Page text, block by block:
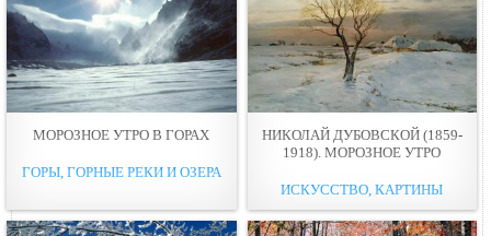
МОРОЗНОЕ УТРО В ГОРАХ
ГОРЫ, ГОРНЫЕ РЕКИ И ОЗЕРА
НИКОЛАЙ ДУБОВСКОЙ (1859-
1918). МОРОЗНОЕ УТРО
ИСКУССТВО, КАРТИНЫ